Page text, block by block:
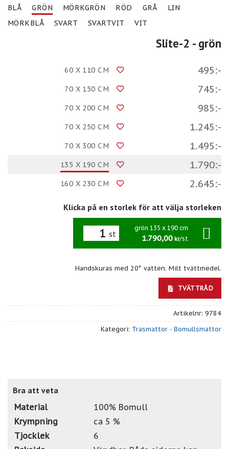
BLÅ GRÖN MÖRKGRÖN RÖD GRÅ
LIN
MÖRKBLÅ
SVART SVARTVIT VIT
Slite-2 - grön
60 X 110 CM 495:-
70 X 150 CM 745:-
70 X 200 CM 985:-
70 X 250 CM 1.245:-
70 X 300 CM 1.495:-
135 X 190 CM 1.790:-
160 X 230 CM 2.645:-
Klicka på en storlek för att välja storleken
st
grön 135 x 190 cm
1.790,00 kr/st
Handskuras med 20° vatten. Milt tvättmedel.
TVÄTTRÅD
Artikelnr: 9784
Kategori: Trasmattor - Bomullsmattor
Bra att veta
Material
100% Bomull
Krympning
ca 5 %
Tjocklek
6